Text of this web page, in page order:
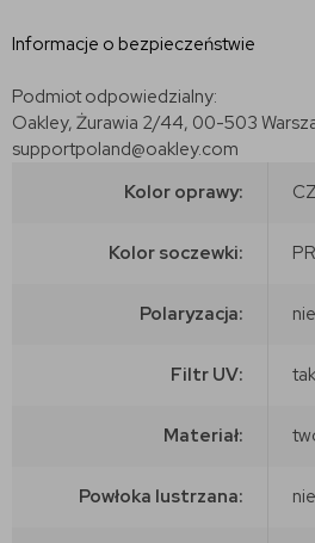
Informacje o bezpieczeństwie
Podmiot odpowiedzialny:
Oakley, Żurawia 2/44, 00-503
supportpoland@oakley.com
Kolor oprawy:
Kolor soczewki:
Polaryzacja: nie
Filtr UV: tak
Materiał:
Powłoka lustrzana: nie